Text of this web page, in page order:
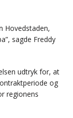
Hovedstaden,
sagde Freddy
udtryk for, at
og
regionens